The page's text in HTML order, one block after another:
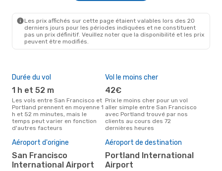
Les prix affichés sur cette page étaient valables lors des 20
derniers jours pour les périodes indiquées et ne constituent
pas un prix définitif. Veuillez noter que la disponibilité et les prix
peuvent être modifiés.
Durée du vol
1 h et 52 m
Les vols entre San Francisco et
Portland prennent en moyenne 1
h et 52 m minutes, mais le
temps peut varier en fonction
d'autres facteurs
Vol le moins cher
42€
Prix le moins cher pour un vol
aller simple entre San Francisco
avec Portland trouvé par nos
clients au cours des 72
dernières heures
Aéroport d'origine
San Francisco
International Airport
Aéroport de destination
Portland International
Airport